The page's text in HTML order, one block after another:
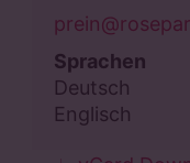
Sprachen
Deutsch
Englisch